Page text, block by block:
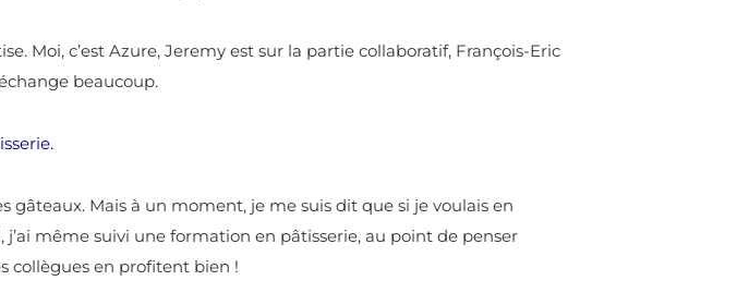
Moi, c’est Azure, Jeremy est sur la partie collaboratif, François-Eric
beaucoup.
gâteaux. Mais à un moment, je me suis dit que si je voulais en
même suivi une formation en pâtisserie, au point de penser
collègues en profitent bien !